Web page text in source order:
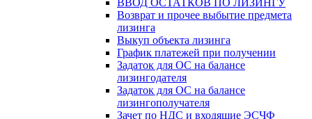
ВВОД ОСТАТКОВ ПО ЛИЗИНГУ
Возврат и прочее выбытие предмета
лизинга
Выкуп объекта лизинга
График платежей при получении
Задаток для ОС на балансе
лизингодателя
Задаток для ОС на балансе
лизингополучателя
Зачет по НДС и входящие ЭСЧФ